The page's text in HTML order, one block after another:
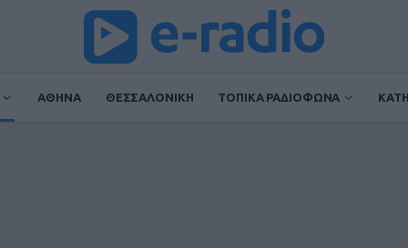
ΑΘΗΝΑ ΘΕΣΣΑΛΟΝΙΚΗ ΤΟΠΙΚΑ ΡΑΔΙΟΦΩΝΑ